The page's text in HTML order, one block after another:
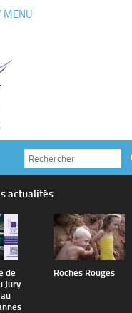
MENU
actualités
de
Jury
Roches Rouges